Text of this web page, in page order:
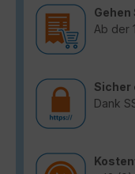
Ab der
Sicher
Dank